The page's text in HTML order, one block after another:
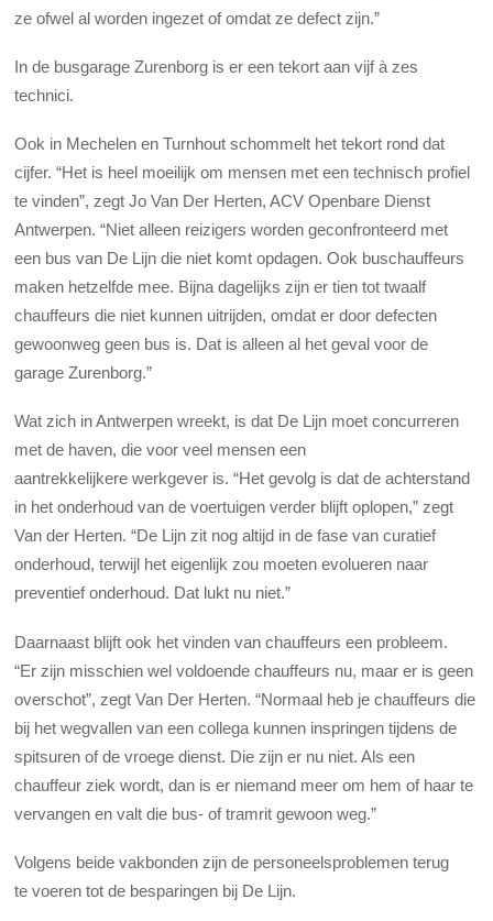
ze ofwel al worden ingezet of omdat ze defect zijn.”
In de busgarage Zurenborg is er een tekort aan vijf à zes
technici.
Ook in Mechelen en Turnhout schommelt het tekort rond dat
cijfer. “Het is heel moeilijk om mensen met een technisch profiel
te vinden”, zegt Jo Van Der Herten, ACV Openbare Dienst
Antwerpen. “Niet alleen reizigers worden geconfronteerd met
een bus van De Lijn die niet komt opdagen. Ook buschauffeurs
maken hetzelfde mee. Bijna dagelijks zijn er tien tot twaalf
chauffeurs die niet kunnen uitrijden, omdat er door defecten
gewoonweg geen bus is. Dat is alleen al het geval voor de
garage Zurenborg.”
Wat zich in Antwerpen wreekt, is dat De Lijn moet concurreren
met de haven, die voor veel mensen een
aantrekkelijkere werkgever is. “Het gevolg is dat de achterstand
in het onderhoud van de voertuigen verder blijft oplopen,” zegt
Van der Herten. “De Lijn zit nog altijd in de fase van curatief
onderhoud, terwijl het eigenlijk zou moeten evolueren naar
preventief onderhoud. Dat lukt nu niet.”
Daarnaast blijft ook het vinden van chauffeurs een probleem.
“Er zijn misschien wel voldoende chauffeurs nu, maar er is geen
overschot”, zegt Van Der Herten. “Normaal heb je chauffeurs die
bij het wegvallen van een collega kunnen inspringen tijdens de
spitsuren of de vroege dienst. Die zijn er nu niet. Als een
chauffeur ziek wordt, dan is er niemand meer om hem of haar te
vervangen en valt die bus- of tramrit gewoon weg.”
Volgens beide vakbonden zijn de personeelsproblemen terug
te voeren tot de besparingen bij De Lijn.